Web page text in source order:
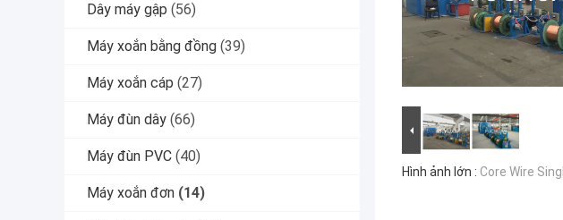
Dây máy gập (56)
Máy xoắn bằng đồng (39)
Máy xoắn cáp (27)
Máy đùn dây (66)
Máy đùn PVC (40)
Máy xoắn đơn (14)
Hình ảnh lớn : Core Wire